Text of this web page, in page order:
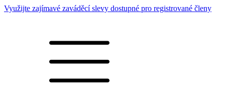
Využijte zajímavé zaváděcí slevy dostupné pro registrované členy